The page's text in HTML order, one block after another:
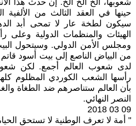
شعوبها، الخ الخ الخ. إن حدث هذا
حينها في العقد الثالث من الألفية
سيكون لطخة عار لا تمحى أبد
الهيئات والمنظمات الدولية وعلى
ومجلس الأمن الدولي. وسيتحول
من البياض الناصع إلى بيت أسود
لدى شعوب العالم أجمع. لكن
رأسها الشعب الكوردي المظلوم
بأن العالم ستناصرهم ضد الطغاة
النصر النهائي.
09 03 2018
" أمة لا تعرف الوطنية لا تستحق